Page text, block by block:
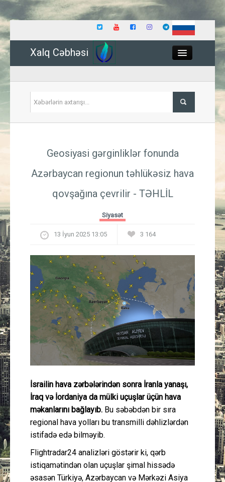
Xalq Cəbhəsi
İqtisadiyyat
Güney Azərbaycan
Mədəniyyət
Müsahibə
İdman
Layihə
Gündəm
Cəmiyyət
Peşə etikası
Geosiyasi gərginliklər fonunda
Azərbaycan regionun təhlükəsiz hava
qovşağına çevrilir - TƏHLİL
Siyasət
13 İyun 2025 13:05 3 164
İsrailin hava zərbələrindən sonra İranla yanaşı,
İraq və İordaniya da mülki uçuşlar üçün hava
məkanlarını bağlayıb. Bu səbəbdən bir sıra
regional hava yolları bu transmilli dəhlizlərdən
istifadə edə bilməyib.
Flightradar24 analizləri göstərir ki, qərb
istiqamətindən olan uçuşlar şimal hissədə
əsasən Türkiyə, Azərbaycan və Mərkəzi Asiya